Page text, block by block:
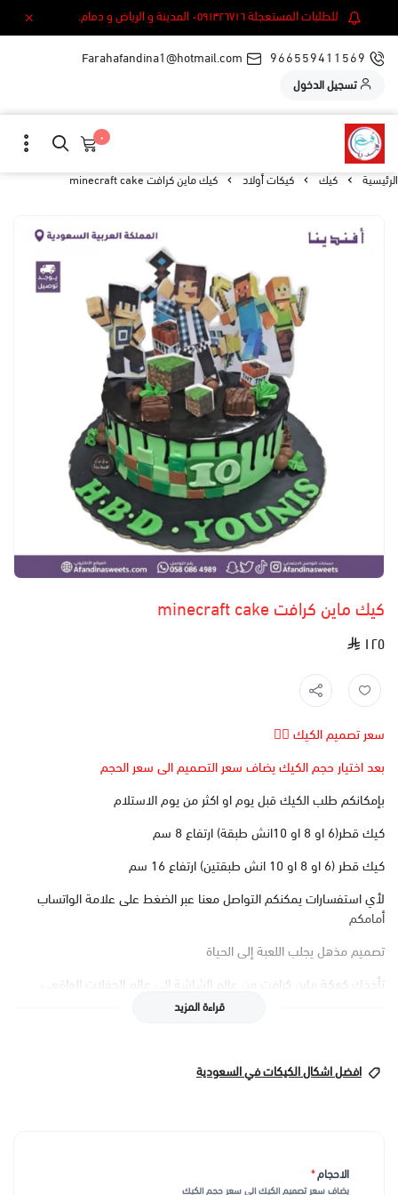
للطلبات المستعجلة ٠٥٩١٣٢٦٧١٦ المدينة و الرياض و دمام.
966559411569
Farahafandina1@hotmail.com
تسجيل الدخول
٠
الرئيسية كيك كيكات أولاد كيك ماين كرافت minecraft cake
كيك ماين كرافت minecraft cake
١٢٥
سعر تصميم الكيك 👆🏻
بعد اختيار حجم الكيك يضاف سعر التصميم الى سعر الحجم
بإمكانكم طلب الكيك قبل يوم او اكثر من يوم الاستلام
كيك قطر(6 او 8 او 10انش طبقة) ارتفاع 8 سم
كيك قطر (6 او 8 او 10 انش طبقتين) ارتفاع 16 سم
لأي استفسارات يمكنكم التواصل معنا عبر الضغط على علامة الواتساب
أمامكم
تصميم مذهل يجلب اللعبة إلى الحياة
تأخذك كعكة ماين كرافت من عالم الشاشة إلى عالم الحفلات الواقعي،
بتصميم فني مبدع يمزج بين شخصيات اللعبة الشهيرة والكتل المكعبة
والكبار.
الشوكولاتة الغنية، الفانيليا الناعمة، أو حتى مزيج من النكهات، ستجد أن كل
لقمة منها تحمل مذاقًا لا يُنسى يضفي المزيد من البهجة على احتفالك.
قراءة المزيد
افضل اشكال الكيكات في السعودية
الاحجام*
يضاف سعر تصميم الكيك الى سعر حجم الكيك